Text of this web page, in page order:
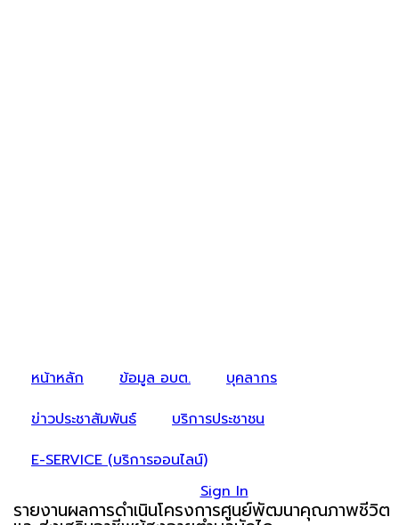
หน้าหลัก ข้อมูล อบต.
บุคลากร
ข่าวประชาสัมพันธ์
บริการประชาชน
E-SERVICE (บริการออนไลน์)
Sign In
รายงานผลการดำเนินโครงการศูนย์พัฒนาคุณภาพชีวิต